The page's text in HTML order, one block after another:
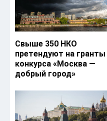
Свыше 350 НКО
претендуют на гранты
конкурса «Москва —
добрый город»